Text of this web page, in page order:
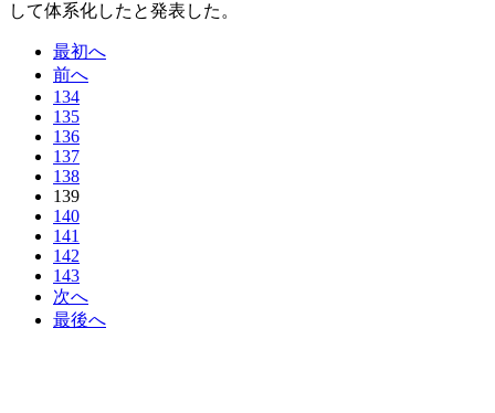
して体系化したと発表した。
最初へ
前へ
134
135
136
137
138
139
140
141
142
143
次へ
最後へ